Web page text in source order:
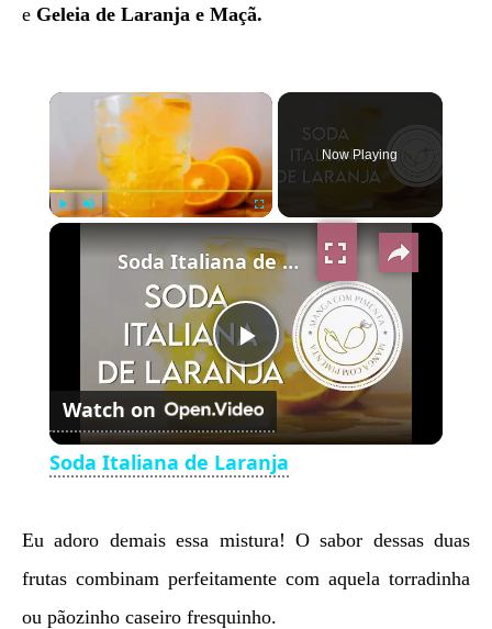
e Geleia de Laranja e Maçã.
×
Now Playing
×
Play
Video
Soda Italiana de Laranja
Watch on
Soda Italiana de Laranja
Eu adoro demais essa mistura! O sabor dessas duas
frutas combinam perfeitamente com aquela torradinha
ou pãozinho caseiro fresquinho.